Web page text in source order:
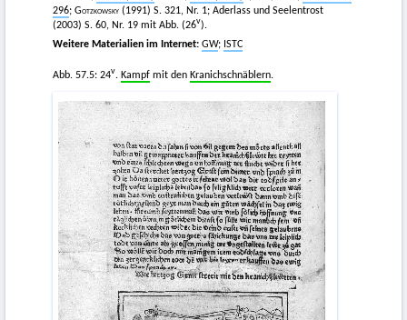
296; Gotzkowsky (1991) S. 321, Nr. 1; Aderlass und Seelentrost
(2003) S. 60, Nr. 19 mit Abb. (26v).
Weitere Materialien im Internet: GW; ISTC
Abb. 57.5: 24v. Kampf mit den Kranichschnäblern.